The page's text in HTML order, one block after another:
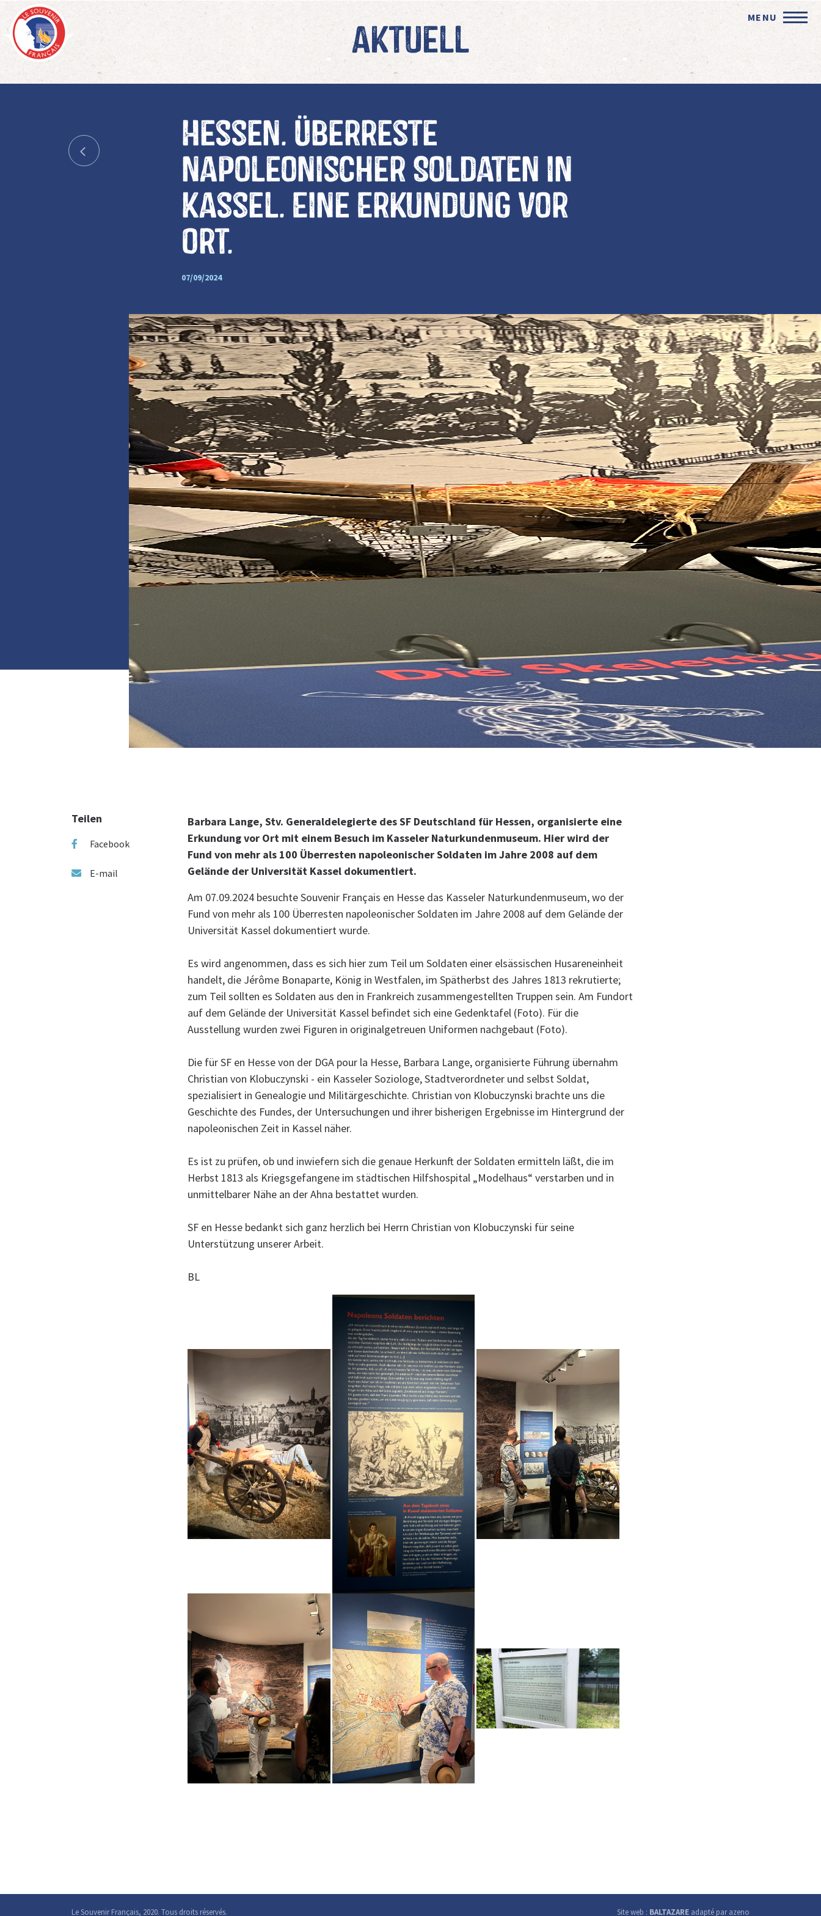
MENU
Aktuell
Hessen. Überreste
napoleonischer Soldaten in
Kassel. Eine Erkundung vor
Ort.
07/09/2024
Teilen
Facebook
E-mail
Barbara Lange, Stv. Generaldelegierte des SF Deutschland für Hessen, organisierte eine
Erkundung vor Ort mit einem Besuch im Kasseler Naturkundenmuseum. Hier wird der
Fund von mehr als 100 Überresten napoleonischer Soldaten im Jahre 2008 auf dem
Gelände der Universität Kassel dokumentiert.
Am 07.09.2024 besuchte Souvenir Français en Hesse das Kasseler Naturkundenmuseum, wo der
Fund von mehr als 100 Überresten napoleonischer Soldaten im Jahre 2008 auf dem Gelände der
Universität Kassel dokumentiert wurde.
Es wird angenommen, dass es sich hier zum Teil um Soldaten einer elsässischen Husareneinheit
handelt, die Jérôme Bonaparte, König in Westfalen, im Spätherbst des Jahres 1813 rekrutierte;
zum Teil sollten es Soldaten aus den in Frankreich zusammengestellten Truppen sein. Am Fundort
auf dem Gelände der Universität Kassel befindet sich eine Gedenktafel (Foto). Für die
Ausstellung wurden zwei Figuren in originalgetreuen Uniformen nachgebaut (Foto).
Die für SF en Hesse von der DGA pour la Hesse, Barbara Lange, organisierte Führung übernahm
Christian von Klobuczynski - ein Kasseler Soziologe, Stadtverordneter und selbst Soldat,
spezialisiert in Genealogie und Militärgeschichte. Christian von Klobuczynski brachte uns die
Geschichte des Fundes, der Untersuchungen und ihrer bisherigen Ergebnisse im Hintergrund der
napoleonischen Zeit in Kassel näher.
Es ist zu prüfen, ob und inwiefern sich die genaue Herkunft der Soldaten ermitteln läßt, die im
Herbst 1813 als Kriegsgefangene im städtischen Hilfshospital „Modelhaus“ verstarben und in
unmittelbarer Nähe an der Ahna bestattet wurden.
SF en Hesse bedankt sich ganz herzlich bei Herrn Christian von Klobuczynski für seine
Unterstützung unserer Arbeit.
BL
Le Souvenir Français, 2020. Tous droits réservés. Site web : BALTAZARE adapté par azeno